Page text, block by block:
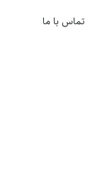
تماس با ما